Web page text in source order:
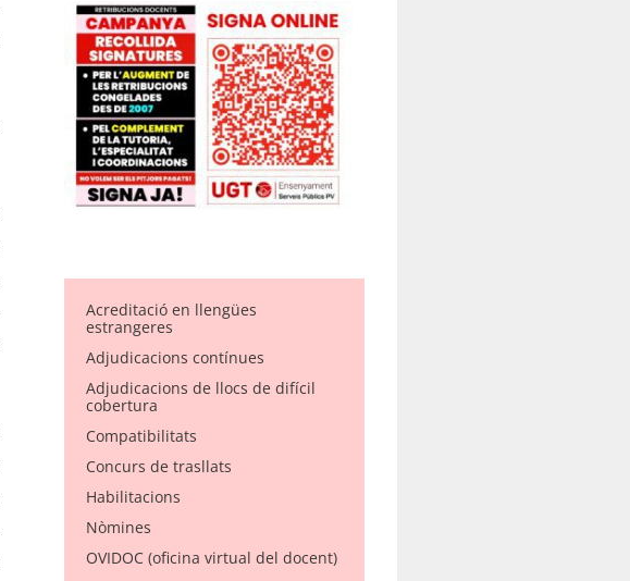
Acreditació en llengües
estrangeres
Adjudicacions contínues
Adjudicacions de llocs de difícil
cobertura
Compatibilitats
Concurs de trasllats
Habilitacions
Nòmines
OVIDOC (oficina virtual del docent)